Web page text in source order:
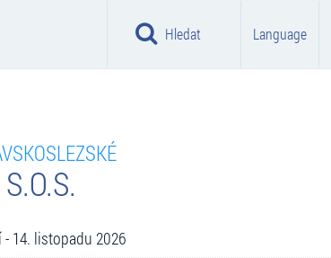
Hledat Language
- 14. listopadu 2026